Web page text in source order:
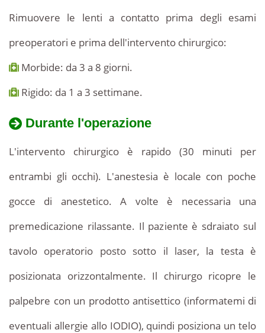
Rimuovere le lenti a contatto prima degli esami
preoperatori e prima dell'intervento chirurgico:
Morbide: da 3 a 8 giorni.
Rigido: da 1 a 3 settimane.
Durante l'operazione
L'intervento chirurgico è rapido (30 minuti per
entrambi gli occhi). L'anestesia è locale con poche
gocce di anestetico. A volte è necessaria una
premedicazione rilassante. Il paziente è sdraiato sul
tavolo operatorio posto sotto il laser, la testa è
posizionata orizzontalmente. Il chirurgo ricopre le
palpebre con un prodotto antisettico (informatemi di
eventuali allergie allo IODIO), quindi posiziona un telo